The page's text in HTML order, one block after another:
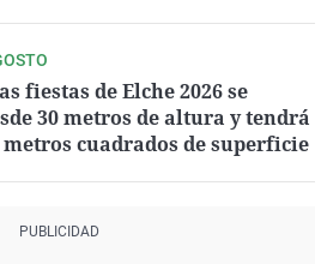
fiestas de Elche 2026 se
30 metros de altura y tendrá
metros cuadrados de superficie